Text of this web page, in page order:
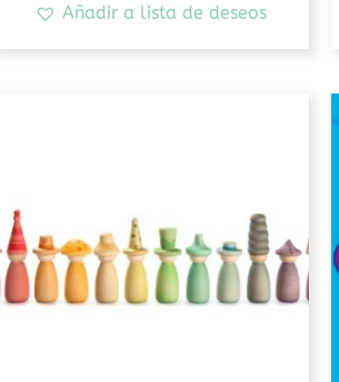
Añadir a lista de deseos